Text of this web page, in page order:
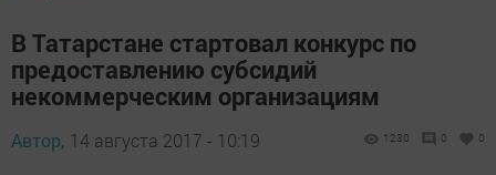
В Татарстане стартовал конкурс по
предоставлению субсидий
некоммерческим организациям
Автор, 14 августа 2017 - 10:19 1230 0 0